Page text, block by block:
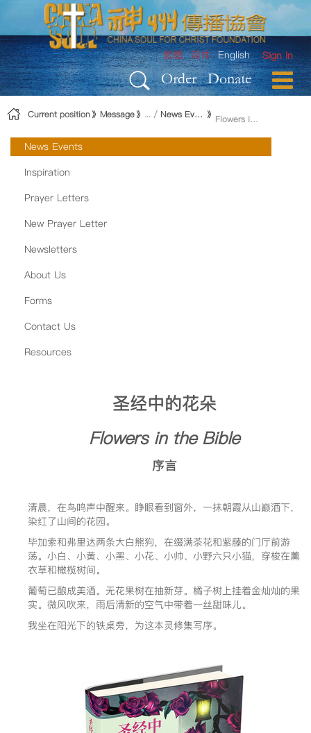
Skip to Content
Sign In
繁體 简体 English
Order Donate
Current position Message News Events Flowers in the Bible: A Study of 66 Books of the Bible
News Events
Inspiration
Prayer Letters
New Prayer Letter
Newsletters
About Us
Forms
Contact Us
Resources
圣经中的花朵
Flowers in the Bible
序言
清晨，在鸟鸣声中醒来。睁眼看到窗外，一抹朝霞从山巅洒下，
染红了山间的花园。
毕加索和弗里达两条大白熊狗，在缀满茶花和紫藤的门厅前游
荡。小白、小黄、小黑、小花、小帅、小野六只小猫，穿梭在薰
衣草和橄榄树间。
葡萄已酿成美酒。无花果树在抽新芽。橘子树上挂着金灿灿的果
实。微风吹来，雨后清新的空气中带着一丝甜味儿。
我坐在阳光下的铁桌旁，为这本灵修集写序。